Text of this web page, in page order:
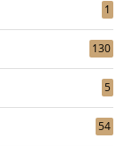
1
130
5
54